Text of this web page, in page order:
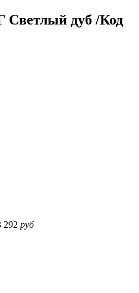
Светлый дуб /Код
292 руб